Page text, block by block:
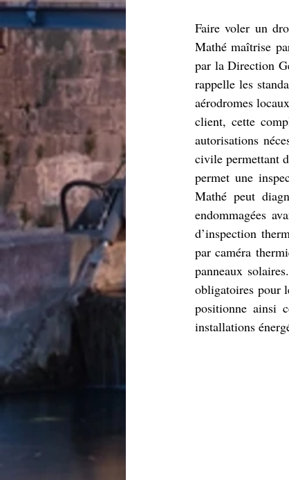
Faire voler un
Mathé maîtrise
par la Direction
rappelle les
aérodromes
client, cette
autorisations
civile permettant
permet une
Mathé peut
endommagées
d’inspection
par caméra
panneaux
obligatoires pour
positionne ainsi
installations